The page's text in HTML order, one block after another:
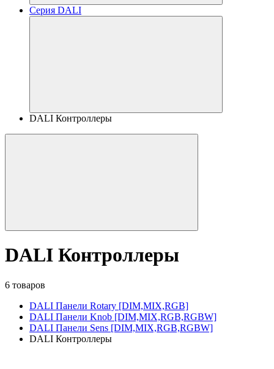
Серия DALI
DALI Контроллеры
DALI Контроллеры
6 товаров
DALI Панели Rotary [DIM,MIX,RGB]
DALI Панели Knob [DIM,MIX,RGB,RGBW]
DALI Панели Sens [DIM,MIX,RGB,RGBW]
DALI Контроллеры